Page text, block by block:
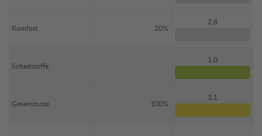
Komfort 20%
2,8
Schadstoffe
1,0
Gesamtnote 100%
3,1